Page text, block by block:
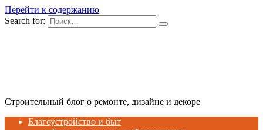
Перейти к содержанию
Search for:
Строительный блог о ремонте, дизайне и декоре
Благоустройство и быт